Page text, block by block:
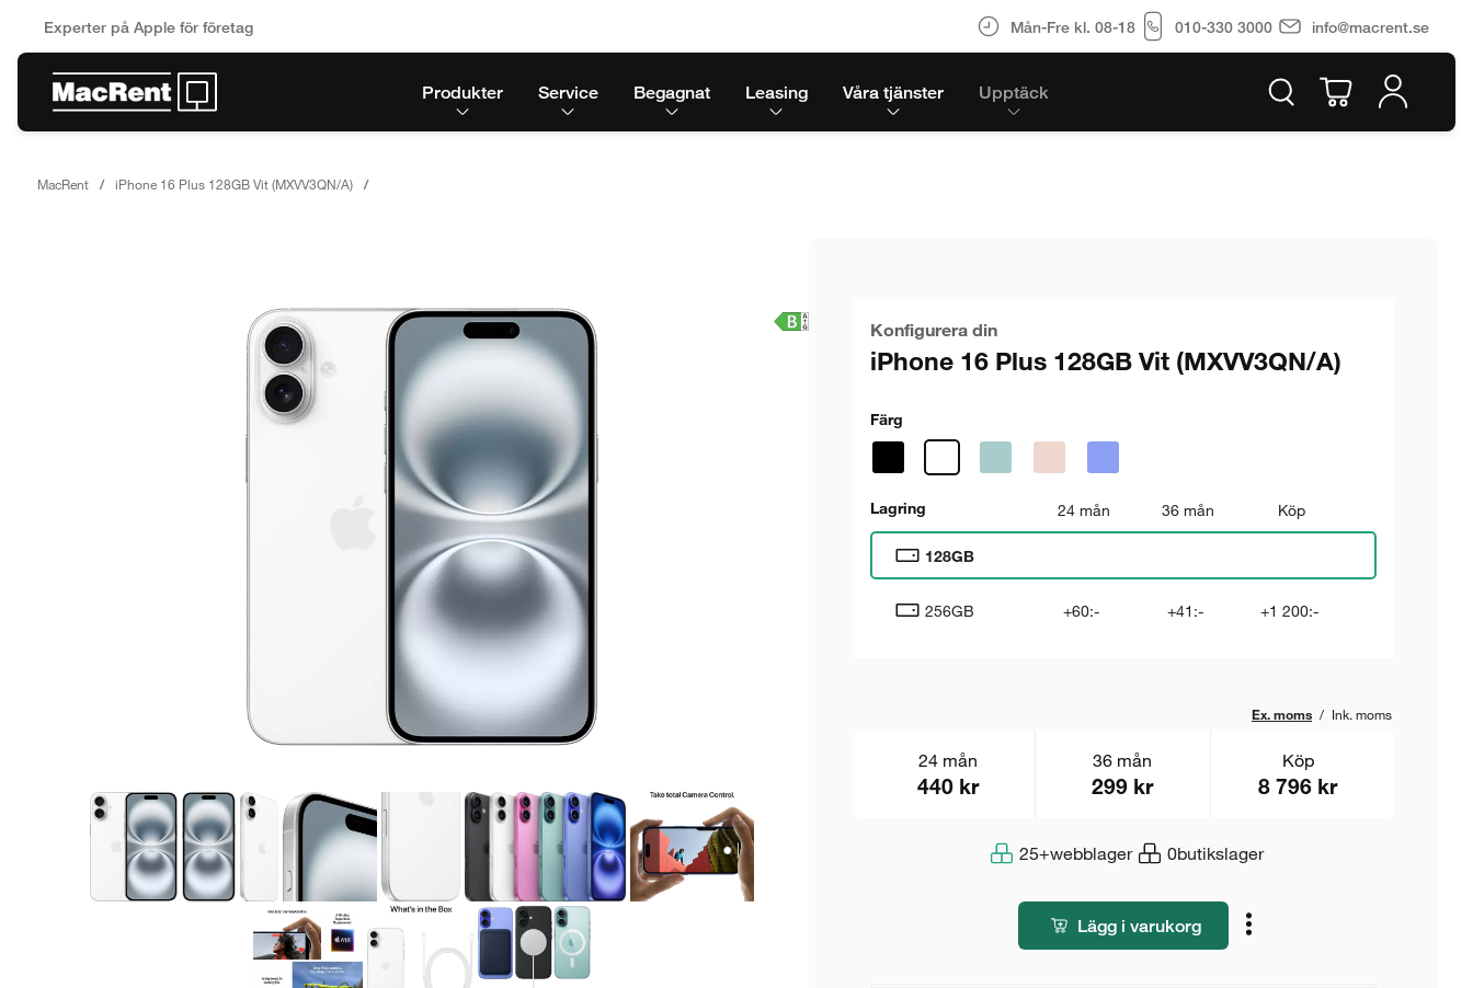
Experter på Apple för företag Mån-Fre kl. 08-18 010-330 3000 info@macrent.se
Produkter Service Begagnat Leasing Våra tjänster Upptäck
MacRent iPhone 16 Plus 128GB Vit (MXVV3QN/A)
Konfigurera din
iPhone 16 Plus 128GB Vit (MXVV3QN/A)
Färg
Lagring 24 mån 36 mån Köp
128GB
256GB +60:- +41:- +1 200:-
Ex. moms / Ink. moms
25+webblager 0butikslager
24 mån
440 kr
36 mån
299 kr
Köp
8 796 kr
Lägg i varukorg